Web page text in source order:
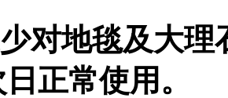
对地毯及大
正常使用 。